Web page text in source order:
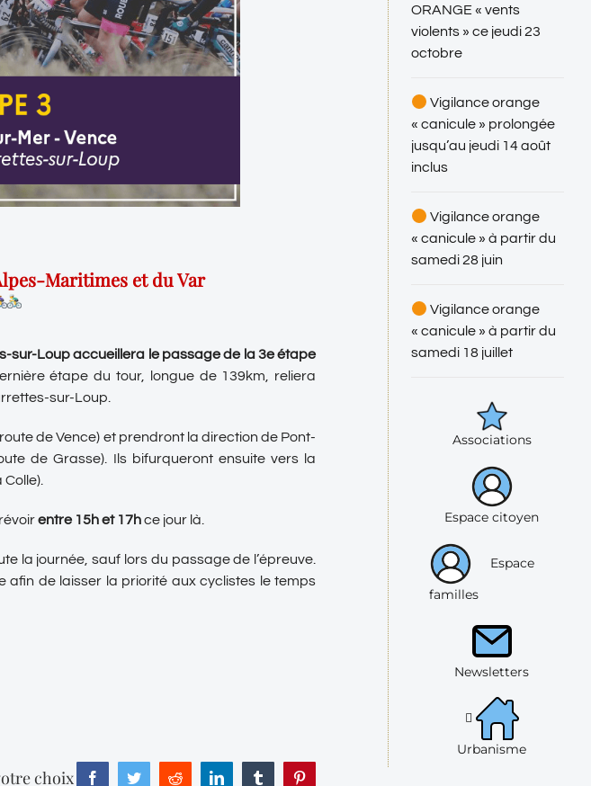
Maritimes et du Var
sur-Loup accueillera le passage de la 3e étape
étape du tour, longue de 139km, reliera
sur-Loup.
de Vence) et prendront la direction de Pont-
de Grasse). Ils bifurqueront ensuite vers la
Colle).
entre 15h et 17hce jour là.
la journée, sauf lors du passage de l’épreuve.
de laisser la priorité aux cyclistes le temps
choix FacebookTwitterReddit LinkedIn Tumblr
ORANGE « vents
violents » ce jeudi 23
octobre
Vigilance orange
« canicule » prolongée
jusqu’au jeudi 14 août
inclus
Vigilance orange
« canicule » à partir du
samedi 28 juin
Vigilance orange
« canicule » à partir du
samedi 18 juillet
Associations
Espace citoyen
Espace
familles
Newsletters
Urbanisme